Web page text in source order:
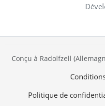
Conçu à Radolfzell
Politique de